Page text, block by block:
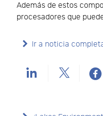
Además de estos
procesadores que
Ir a noticia